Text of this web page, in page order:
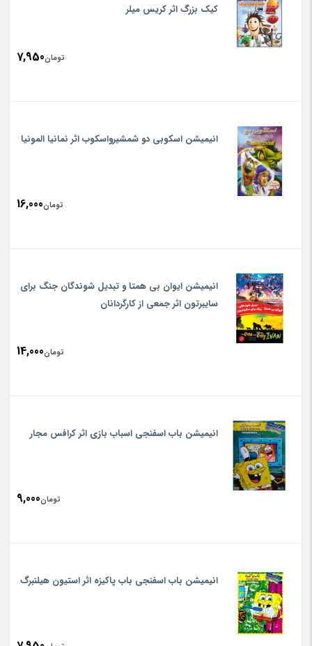
کیک بزرگ اثر کریس میلر
تومان7,950
انیمیشن اسکوبی دو شمشیرواسکوب اثر نمانیا المونیا
تومان16,000
انیمیشن ایوان بی همتا و تبدیل شوندگان جنگ برای
سایبرتون اثر جمعی از کارگردانان
تومان14,000
انیمیشن باب اسفنجی اسباب بازی اثر کرافس مجار
تومان9,000
انیمیشن باب اسفنجی باب پاکیزه اثر استیون هیلنبرگ